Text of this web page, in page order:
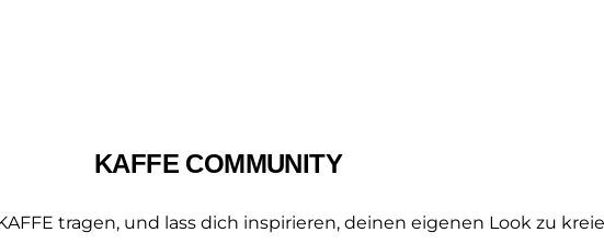
KAFFE COMMUNITY
tragen, und lass dich inspirieren, deinen eigenen Look zu